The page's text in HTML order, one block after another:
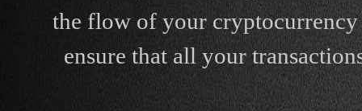
the flow of your cryptocurrency
ensure that all your